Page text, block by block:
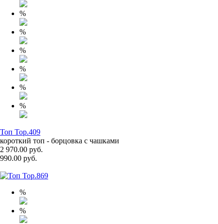
%
%
%
%
%
%
Топ Top.409
короткий топ - борцовка с чашками
2 970.00 руб.
990.00 руб.
%
%